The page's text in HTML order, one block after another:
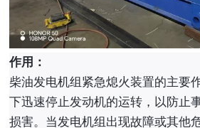
作用：
柴油发电机组紧急熄火装置的主要
下迅速停止发动机的运转，以防止
损害。当发电机组出现故障或其他